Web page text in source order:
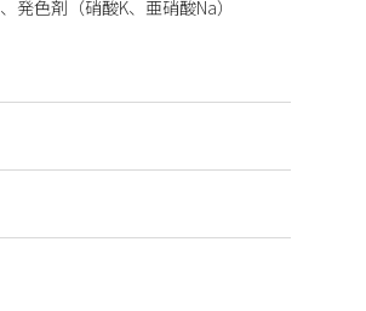
色剤（硝酸K、亜硝酸Na）